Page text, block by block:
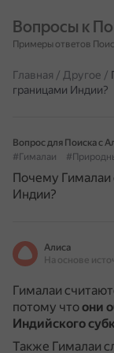
Вопросы к
Примеры ответов
Главная / Другое /
границами Индии?
Вопрос для Поиска с
#Гималаи
Почему Гималаи
Индии?
Алиса
Гималаи
потому чтоони
Индийского
Также Гималаи